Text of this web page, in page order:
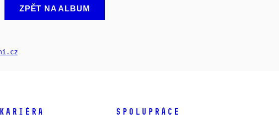
ZPĚT NA ALBUM
.cz
KARIÉRA SPOLUPRÁCE